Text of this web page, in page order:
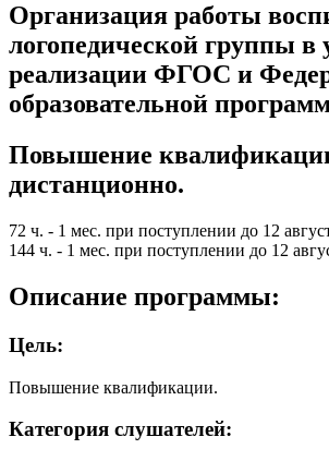
Организация работы
логопедической группы в
реализации ФГОС и
образовательной
Повышение
дистанционно.
72 ч. - 1 мес. при поступлении до 12
144 ч. - 1 мес. при поступлении до 12
Описание программы:
Цель:
Повышение квалификации.
Категория слушателей: